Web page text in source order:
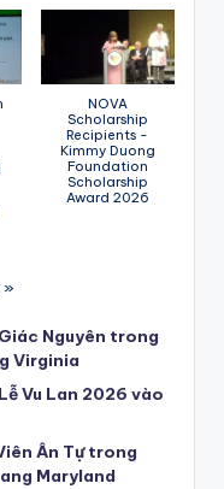
NOVA
Scholarship
Recipients -
Kimmy Duong
Foundation
Scholarship
Award 2026
»
Nguyên trong
Virginia
Vu Lan 2026 vào
Ân Tự trong
Maryland